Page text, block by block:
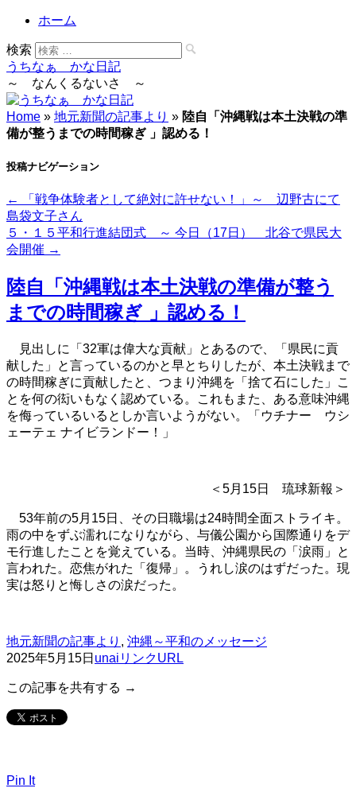
ホーム
検索
うちなぁ かな日記
～ なんくるないさ ～
Home » 地元新聞の記事より » 陸自「沖縄戦は本土決戦の準
備が整うまでの時間稼ぎ 」認める！
投稿ナビゲーション
←
「戦争体験者として絶対に許せない！」～ 辺野古にて
島袋文子さん
５・１５平和行進結団式 ～ 今日（17日） 北谷で県民大
会開催 →
陸自「沖縄戦は本土決戦の準備が整う
までの時間稼ぎ 」認める！
見出しに「32軍は偉大な貢献」とあるので、「県民に貢
献した」と言っているのかと早とちりしたが、本土決戦まで
の時間稼ぎに貢献したと、つまり沖縄を「捨て石にした」こ
とを何の衒いもなく認めている。これもまた、ある意味沖縄
を侮っているいるとしか言いようがない。「ウチナー ウシ
ェーテェ ナイビランドー！」
＜5月15日 琉球新報＞
53年前の5月15日、その日職場は24時間全面ストライキ。
雨の中をずぶ濡れになりながら、与儀公園から国際通りをデ
モ行進したことを覚えている。当時、沖縄県民の「涙雨」と
言われた。恋焦がれた「復帰」。うれし涙のはずだった。現
実は怒りと悔しさの涙だった。
地元新聞の記事より , 沖縄～平和のメッセージ
2025年5月15日 unai リンクURL
この記事を共有する →
Pin It